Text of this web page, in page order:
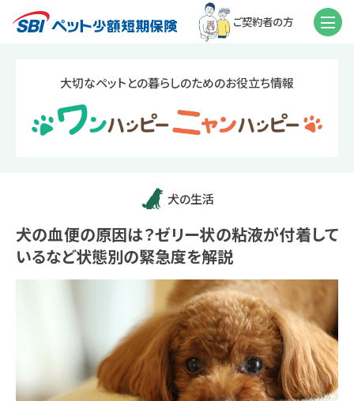
ご契約者の方
大切なペットとの暮らしのためのお役立ち情報
犬の生活
犬の血便の原因は？ゼリー状の粘液が付着して
いるなど状態別の緊急度を解説